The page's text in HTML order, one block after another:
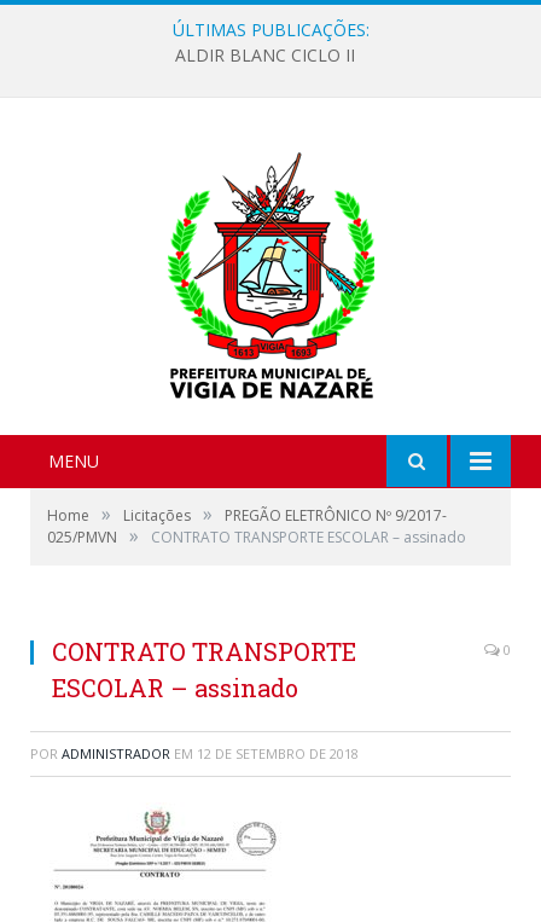
ÚLTIMAS PUBLICAÇÕES:
ALDIR BLANC CICLO II
MENU
Home » Licitações »
PREGÃO ELETRÔNICO Nº 9/2017-
025/PMVN
» CONTRATO TRANSPORTE ESCOLAR – assinado
CONTRATO TRANSPORTE
ESCOLAR – assinado
0
POR ADMINISTRADOR EM 12 DE SETEMBRO DE 2018